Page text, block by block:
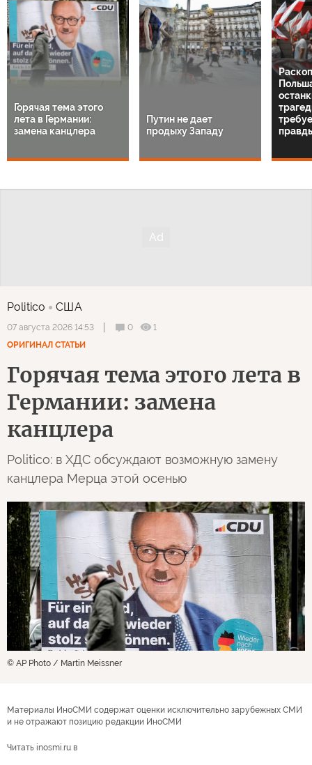
Горячая тема этого
лета в Германии:
замена канцлера
Путин не дает
продыху Западу
Politico США
07 августа 2026 14:53 0
1
ОРИГИНАЛ СТАТЬИ
Горячая тема этого лета в
Германии: замена
канцлера
Politico: в ХДС обсуждают возможную замену
канцлера Мерца этой осенью
© AP Photo / Martin Meissner
Материалы ИноСМИ содержат оценки исключительно зарубежных СМИ
и не отражают позицию редакции ИноСМИ
Читать inosmi.ru в